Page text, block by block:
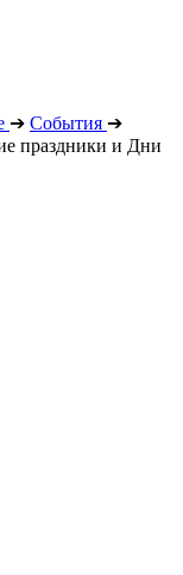
➔ События ➔
праздники и Дни